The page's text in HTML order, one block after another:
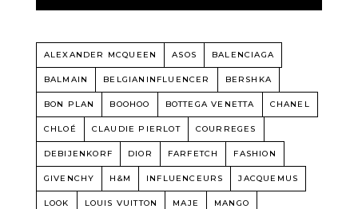
ALEXANDER MCQUEEN ASOS BALENCIAGA
BALMAIN BELGIANINFLUENCER BERSHKA
BON PLAN BOOHOO BOTTEGA VENETTA CHANEL
CHLOÉ CLAUDIE PIERLOT COURREGES
DEBIJENKORF DIOR FARFETCH FASHION
GIVENCHY H&M INFLUENCEURS JACQUEMUS
LOOK LOUIS VUITTON MAJE MANGO